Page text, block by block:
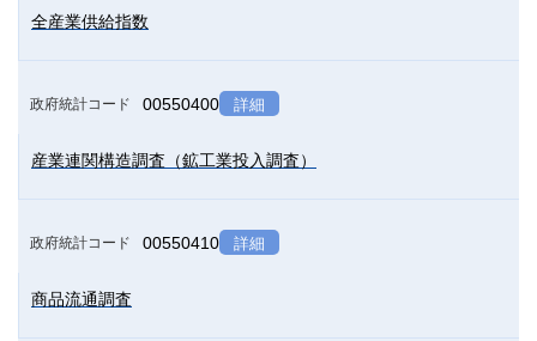
全産業供給指数
政府統計コード 00550400 詳細
産業連関構造調査（鉱工業投入調査）
政府統計コード 00550410 詳細
商品流通調査